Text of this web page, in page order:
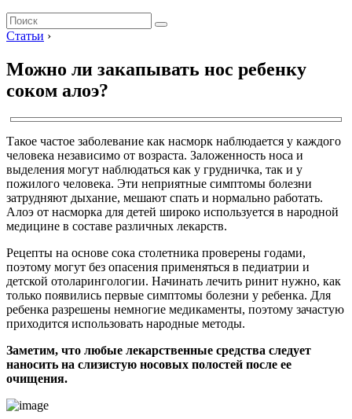
Статьи ›
Можно ли закапывать нос ребенку
соком алоэ?
Такое частое заболевание как насморк наблюдается у каждого
человека независимо от возраста. Заложенность носа и
выделения могут наблюдаться как у грудничка, так и у
пожилого человека. Эти неприятные симптомы болезни
затрудняют дыхание, мешают спать и нормально работать.
Алоэ от насморка для детей широко используется в народной
медицине в составе различных лекарств.
Рецепты на основе сока столетника проверены годами,
поэтому могут без опасения применяться в педиатрии и
детской отоларингологии. Начинать лечить ринит нужно, как
только появились первые симптомы болезни у ребенка. Для
ребенка разрешены немногие медикаменты, поэтому зачастую
приходится использовать народные методы.
Заметим, что любые лекарственные средства следует
наносить на слизистую носовых полостей после ее
очищения.